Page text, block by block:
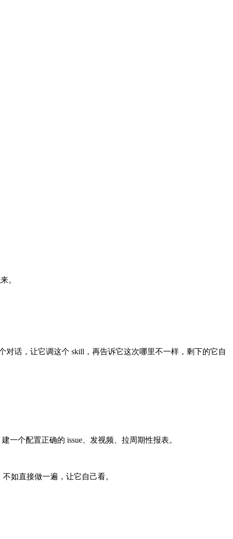
。
话，让它调这个 skill，再告诉它这次哪里不一样，剩下的它自
一个配置正确的 issue、发视频、拉周期性报表。
如直接做一遍，让它自己看。